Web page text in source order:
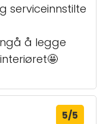
serviceinnstilte
å legge
5/5